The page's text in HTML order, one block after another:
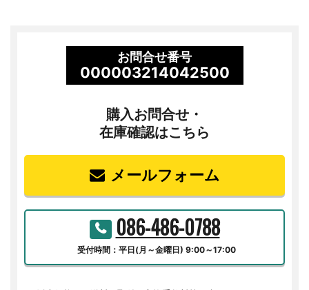
お問合せ番号
000003214042500
購入お問合せ・
在庫確認はこちら
メールフォーム
086-486-0788
受付時間：平日(月～金曜日) 9:00～17:00